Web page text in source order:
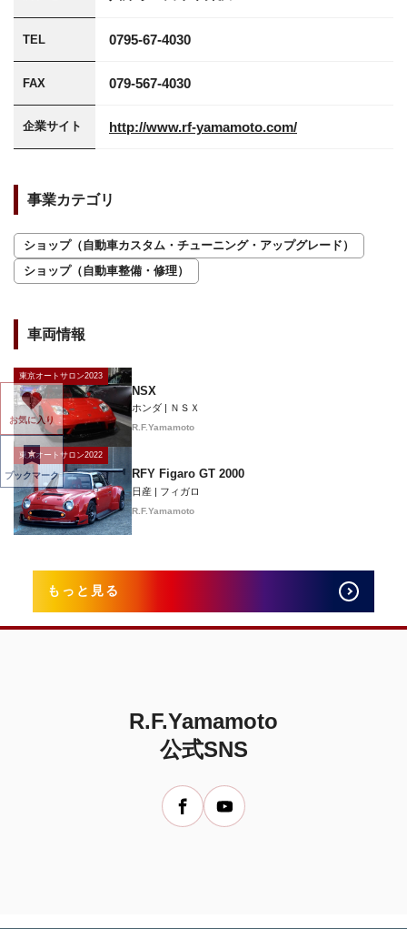
TEL 0795-67-4030
FAX 079-567-4030
企業サイト http://www.rf-yamamoto.com/
事業カテゴリ
ショップ（自動車カスタム・チューニング・アップグレード）
ショップ（自動車整備・修理）
車両情報
東京オートサロン2023
NSX
ホンダ | ＮＳＸ
R.F.Yamamoto
東京オートサロン2022
RFY Figaro GT 2000
日産 | フィガロ
R.F.Yamamoto
もっと見る
R.F.Yamamoto
公式SNS
お気に入り
ブックマーク